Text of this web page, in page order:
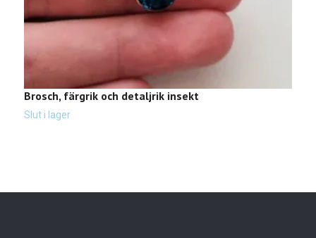
Brosch, färgrik och detaljrik insekt
Slut i lager